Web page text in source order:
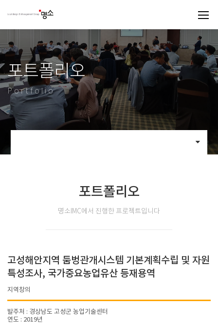
포트폴리오
Portfolio
포트폴리오
명소IMC에서 진행한 프로젝트입니다
고성해안지역 둠벙관개시스템 기본계획수립 및 자원
특성조사, 국가중요농업유산 등재용역
지역창의
발주처 : 경상남도 고성군 농업기술센터
연도 : 2019년